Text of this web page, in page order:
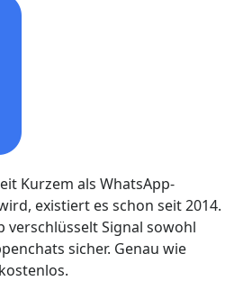
Kurzem als WhatsApp-
existiert es schon seit 2014.
verschlüsselt Signal sowohl
sicher. Genau wie